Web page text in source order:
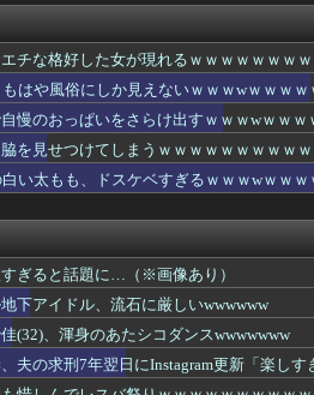
ｗｗｗｗｗｗｗｗｗｗｗ
稿』がこれ⇒･･･！！
れるAVあるじゃん？
なんで人気なの？・・・・・・・・・
ねぇだろ
)、ガチで作り込みがエグすぎ...
泣き出すwwwwwwwwwwwwwww...
流石に厳しいwwwwww
のタレ買ってきてくれる？」ワイ「！！...
ｗｗｗ
、白黒包装にした結果4週連続売上減😢ｗ
こうなった」
こうなった」
ング」、ガチで最強すぎるｗｗｗｗｗｗｗ
チな格好した女が現れるｗｗｗｗｗｗｗ
もはや風俗にしか見えないｗｗｗwｗｗｗ
自慢のおっぱいをさらけ出すｗｗｗwｗｗ
を見せつけてしまうｗｗｗｗｗｗｗｗｗ
白い太もも、ドスケベすぎるｗｗｗwｗｗ
ぎると話題に…（※画像あり）
下アイドル、流石に厳しいwwwwww
(32)、渾身のあたシコダンスwwwwwww
夫の求刑7年翌日にInstagram更新「楽しす